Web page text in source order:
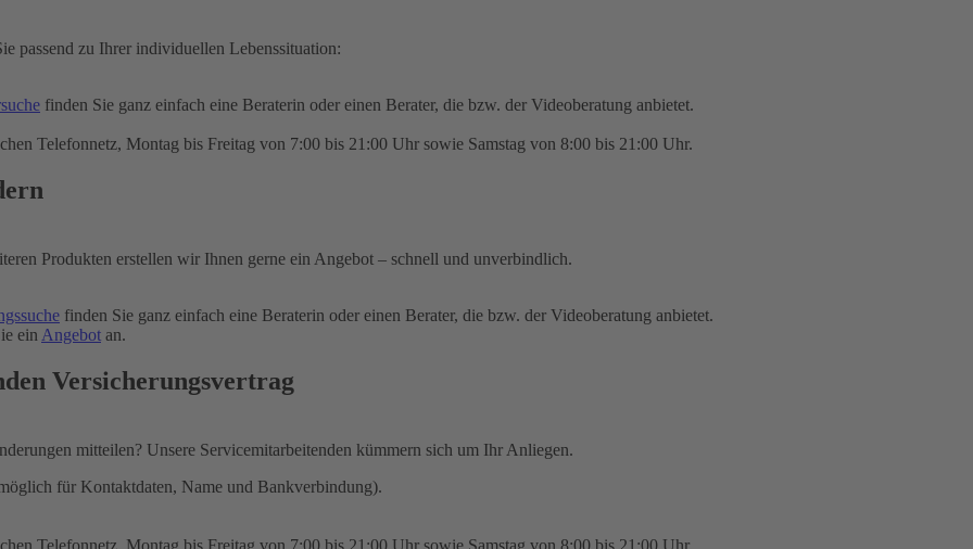
passend zu Ihrer individuellen Lebenssituation:
finden Sie ganz einfach eine Beraterin oder einen Berater, die bzw. der Videoberatung anbietet.
Telefonnetz, Montag bis Freitag von 7:00 bis 21:00 Uhr sowie Samstag von 8:00 bis 21:00 Uhr.
Produkten erstellen wir Ihnen gerne ein Angebot – schnell und unverbindlich.
finden Sie ganz einfach eine Beraterin oder einen Berater, die bzw. der Videoberatung anbietet.
ein Angebot an.
Versicherungsvertrag
mitteilen? Unsere Servicemitarbeitenden kümmern sich um Ihr Anliegen.
für Kontaktdaten, Name und Bankverbindung).
Telefonnetz, Montag bis Freitag von 7:00 bis 21:00 Uhr sowie Samstag von 8:00 bis 21:00 Uhr.